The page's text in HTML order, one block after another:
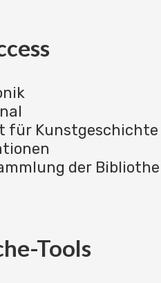
für Kunstgeschichte
der
Tools